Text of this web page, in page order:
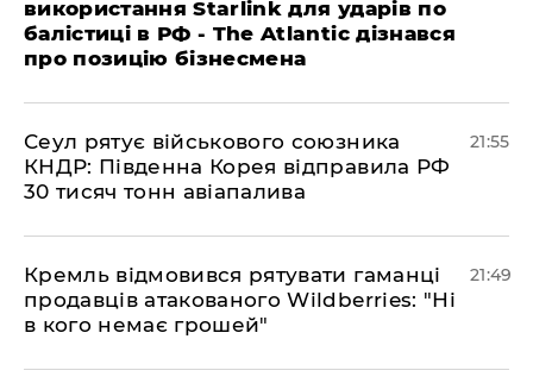
використання Starlink для ударів по
балістиці в РФ - The Atlantic дізнався
про позицію бізнесмена
​Сеул рятує військового союзника
КНДР: Південна Корея відправила РФ
30 тисяч тонн авіапалива
21:55
​Кремль відмовився рятувати гаманці
продавців атакованого Wildberries: "Ні
в кого немає грошей"
21:49